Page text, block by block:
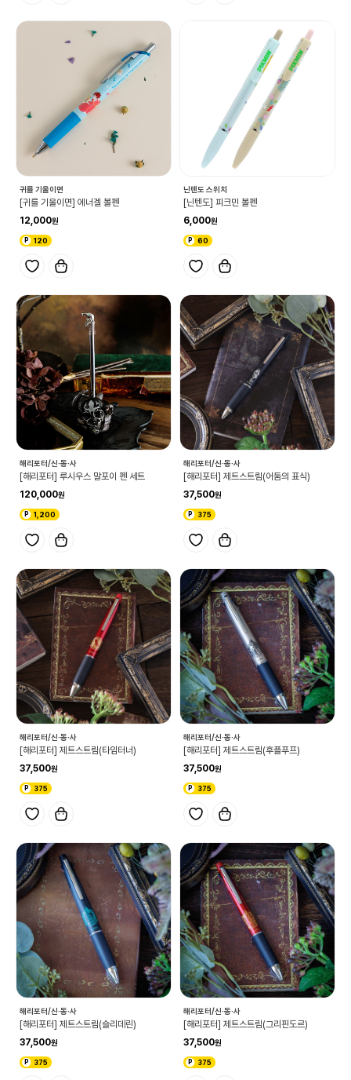
귀를 기울이면
[귀를 기울이면] 에너겔 볼펜
12,000
120
닌텐도 스위치
[닌텐도] 피크민 볼펜
6,000
60
해리포터/신·동·사
[해리포터] 루시우스 말포이 펜 세트
120,000
1,200
해리포터/신·동·사
[해리포터] 제트스트림(어둠의 표식)
37,500
375
해리포터/신·동·사
[해리포터] 제트스트림(타임터너)
37,500
375
해리포터/신·동·사
[해리포터] 제트스트림(후플푸프)
37,500
375
해리포터/신·동·사
[해리포터] 제트스트림(슬리데린)
37,500
375
해리포터/신·동·사
[해리포터] 제트스트림(그리핀도르)
37,500
375